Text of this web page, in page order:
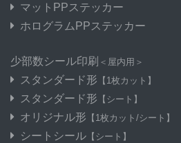
マットPPステッカー
ホログラムPPステッカー
少部数シール印刷 ＜屋内用＞
スタンダード形 【1枚カット】
スタンダード形 【シート】
オリジナル形 【1枚カット/シート】
シートシール 【シート】